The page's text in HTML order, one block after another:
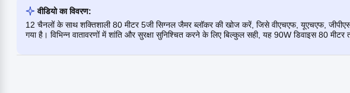
वीडियो का विवरण:
12 चैनलों के साथ शक्तिशाली 80 मीटर 5जी सिग्नल जैमर ब्लॉकर की खोज करें, जिसे वीएचएफ, यूएचएफ,
गया है। विभिन्न वातावरणों में शांति और सुरक्षा सुनिश्चित करने के लिए बिल्कुल सही, यह 90W डिवाइस 80